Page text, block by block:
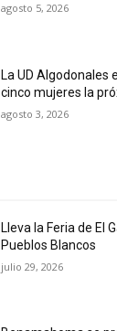
agosto 5, 2026
La UD Algodonales
cinco mujeres la
agosto 3, 2026
Lleva la Feria de El
Pueblos Blancos
julio 29, 2026